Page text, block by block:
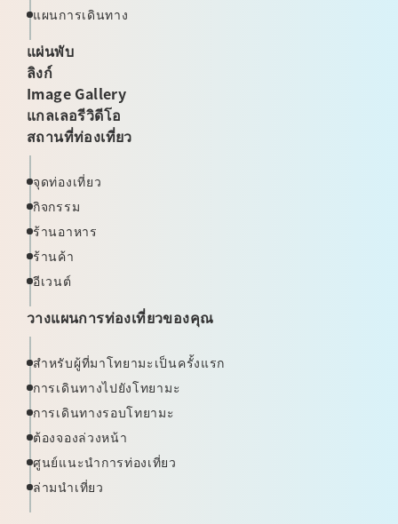
แผนการเดินทาง
แผ่นพับ
ลิงก์
Image Gallery
แกลเลอรีวิดีโอ
สถานที่ท่องเที่ยว
จุดท่องเที่ยว
กิจกรรม
ร้านอาหาร
ร้านค้า
อีเวนต์
วางแผนการท่องเที่ยวของคุณ
สำหรับผู้ที่มาโทยามะเป็นครั้งแรก
การเดินทางไปยังโทยามะ
การเดินทางรอบโทยามะ
ต้องจองล่วงหน้า
ศูนย์แนะนำการท่องเที่ยว
ล่ามนำเที่ยว